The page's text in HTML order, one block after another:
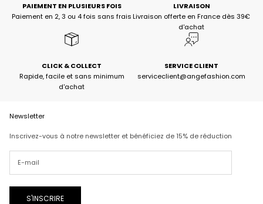
PAIEMENT EN PLUSIEURS FOIS
Paiement en 2, 3 ou 4 fois sans frais
LIVRAISON
Livraison offerte en France dès 39€
d'achat
CLICK & COLLECT
Rapide, facile et sans minimum
d'achat
SERVICE CLIENT
serviceclient@angefashion.com
Newsletter
Inscrivez-vous à notre newsletter et bénéficiez de 15% de réduction
S'INSCRIRE